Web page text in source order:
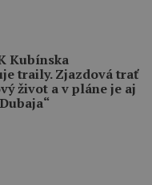
Kubínska
traily. Zjazdová trať
život a v pláne je aj